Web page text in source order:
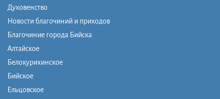
Духовенство
Новости благочиний и приходов
Благочиние города Бийска
Алтайское
Белокурихинское
Бийское
Ельцовское